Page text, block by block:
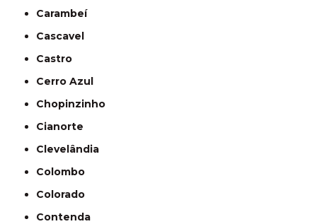
Carambeí
Cascavel
Castro
Cerro Azul
Chopinzinho
Cianorte
Clevelândia
Colombo
Colorado
Contenda